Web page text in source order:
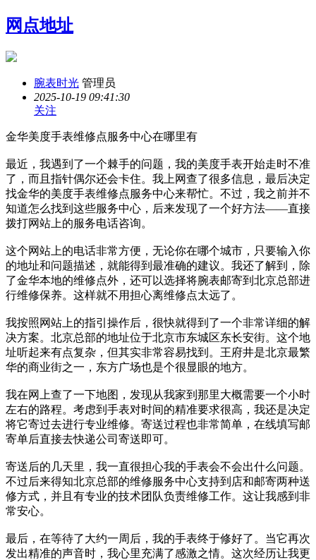
网点地址
腕表时光 管理员
2025-10-19 09:41:30
关注
金华美度手表维修点服务中心在哪里有
最近，我遇到了一个棘手的问题，我的美度手表开始走时不准
了，而且指针偶尔还会卡住。我上网查了很多信息，最后决定
找金华的美度手表维修点服务中心来帮忙。不过，我之前并不
知道怎么找到这些服务中心，后来发现了一个好方法——直接
拨打网站上的服务电话咨询。
这个网站上的电话非常方便，无论你在哪个城市，只要输入你
的地址和问题描述，就能得到最准确的建议。我还了解到，除
了金华本地的维修点外，还可以选择将腕表邮寄到北京总部进
行维修保养。这样就不用担心离维修点太远了。
我按照网站上的指引操作后，很快就得到了一个非常详细的解
决方案。北京总部的地址位于北京市东城区东长安街。这个地
址听起来有点复杂，但其实非常容易找到。王府井是北京最繁
华的商业街之一，东方广场也是个很显眼的地方。
我在网上查了一下地图，发现从我家到那里大概需要一个小时
左右的路程。考虑到手表对时间的精准要求很高，我还是决定
将它寄过去进行专业维修。寄送过程也非常简单，在线填写邮
寄单后直接去快递公司寄送即可。
寄送后的几天里，我一直很担心我的手表会不会出什么问题。
不过后来得知北京总部的维修服务中心支持到店和邮寄两种送
修方式，并且有专业的技术团队负责维修工作。这让我感到非
常安心。
最后，在等待了大约一周后，我的手表终于修好了。当它再次
发出精准的声音时，我心里充满了感激之情。这次经历让我更